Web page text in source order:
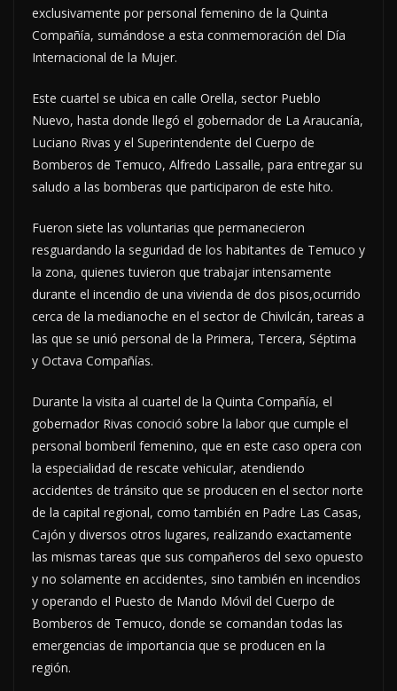
exclusivamente por personal femenino de la Quinta
Compañía, sumándose a esta conmemoración del Día
Internacional de la Mujer.
Este cuartel se ubica en calle Orella, sector Pueblo
Nuevo, hasta donde llegó el gobernador de La Araucanía,
Luciano Rivas y el Superintendente del Cuerpo de
Bomberos de Temuco, Alfredo Lassalle, para entregar su
saludo a las bomberas que participaron de este hito.
Fueron siete las voluntarias que permanecieron
resguardando la seguridad de los habitantes de Temuco y
la zona, quienes tuvieron que trabajar intensamente
durante el incendio de una vivienda de dos pisos,ocurrido
cerca de la medianoche en el sector de Chivilcán, tareas a
las que se unió personal de la Primera, Tercera, Séptima
y Octava Compañías.
Durante la visita al cuartel de la Quinta Compañía, el
gobernador Rivas conoció sobre la labor que cumple el
personal bomberil femenino, que en este caso opera con
la especialidad de rescate vehicular, atendiendo
accidentes de tránsito que se producen en el sector norte
de la capital regional, como también en Padre Las Casas,
Cajón y diversos otros lugares, realizando exactamente
las mismas tareas que sus compañeros del sexo opuesto
y no solamente en accidentes, sino también en incendios
y operando el Puesto de Mando Móvil del Cuerpo de
Bomberos de Temuco, donde se comandan todas las
emergencias de importancia que se producen en la
región.